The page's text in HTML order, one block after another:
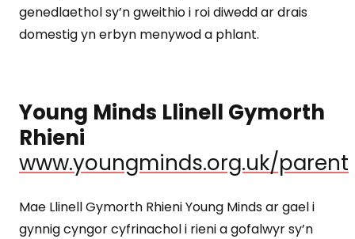
genedlaethol sy’n gweithio i roi diwedd ar drais
domestig yn erbyn menywod a phlant.
Young Minds Llinell Gymorth
Rhieni
www.youngminds.org.uk/parent
Mae Llinell Gymorth Rhieni Young Minds ar gael i
gynnig cyngor cyfrinachol i rieni a gofalwyr sy’n